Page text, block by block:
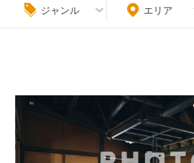
ジャンル エリア
条件をクリア